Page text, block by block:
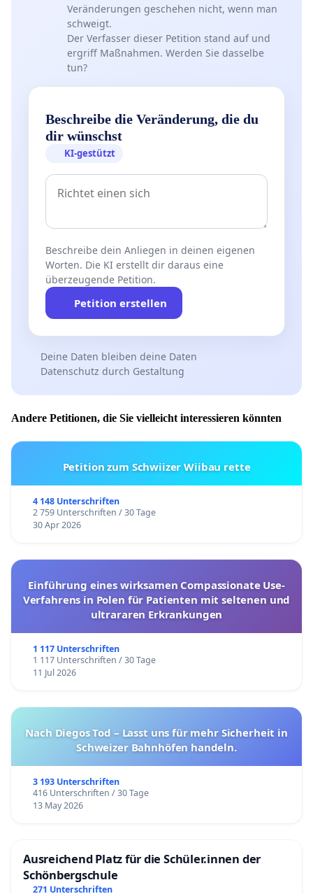
Veränderungen geschehen nicht, wenn man
schweigt.
Der Verfasser dieser Petition stand auf und
ergriff Maßnahmen. Werden Sie dasselbe
tun?
Beschreibe die Veränderung, die du
dir wünschst
KI-gestützt
Beschreibe dein Anliegen in deinen eigenen
Worten. Die KI erstellt dir daraus eine
überzeugende Petition.
Petition erstellen
Deine Daten bleiben deine Daten
Datenschutz durch Gestaltung
Andere Petitionen, die Sie vielleicht interessieren könnten
Petition zum Schwiizer Wiibau rette
4 148 Unterschriften
2 759 Unterschriften / 30 Tage
30 Apr 2026
Einführung eines wirksamen Compassionate Use-
Verfahrens in Polen für Patienten mit seltenen und
ultrararen Erkrankungen
1 117 Unterschriften
1 117 Unterschriften / 30 Tage
11 Jul 2026
Nach Diegos Tod – Lasst uns für mehr Sicherheit in
Schweizer Bahnhöfen handeln.
3 193 Unterschriften
416 Unterschriften / 30 Tage
13 May 2026
Ausreichend Platz für die Schüler.innen der
Schönbergschule
271 Unterschriften